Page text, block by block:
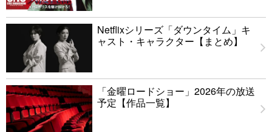
Netflixシリーズ「ダウンタイム」キ
ャスト・キャラクター【まとめ】
「金曜ロードショー」2026年の放送
予定【作品一覧】